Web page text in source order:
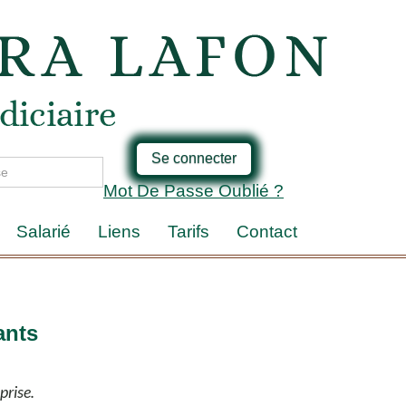
Se connecter
Mot De Passe Oublié ?
Salarié Liens Tarifs Contact